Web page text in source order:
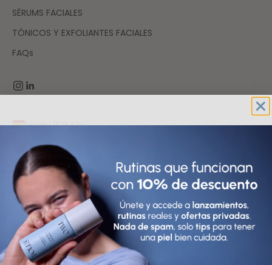
SÉRUMS FACIALES
TÓNICOS Y EXFOLIANTES FACIALES
FAQs
España (EUR €)
Albania (ALL L)
Alemania (EUR €)